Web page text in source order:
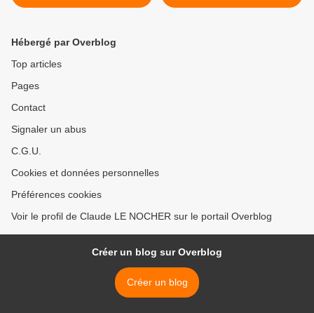
Hébergé par Overblog
Top articles
Pages
Contact
Signaler un abus
C.G.U.
Cookies et données personnelles
Préférences cookies
Voir le profil de Claude LE NOCHER sur le portail Overblog
Créer un blog sur Overblog
Créer un blog